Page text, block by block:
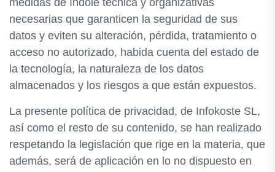
necesarias que garanticen la seguridad de sus
datos y eviten su alteración, pérdida, tratamiento o
acceso no autorizado, habida cuenta del estado de
la tecnología, la naturaleza de los datos
almacenados y los riesgos a que están expuestos.
La presente política de privacidad, de Infokoste SL,
así como el resto de su contenido, se han realizado
respetando la legislación que rige en la materia, que
además, será de aplicación en lo no dispuesto en